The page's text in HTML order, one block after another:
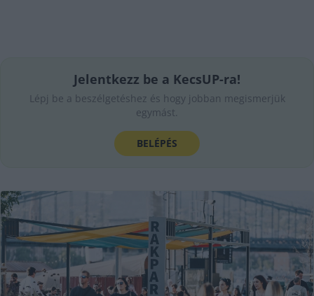
Jelentkezz be a KecsUP-ra!
Lépj be a beszélgetéshez és hogy jobban megismerjük
egymást.
BELÉPÉS